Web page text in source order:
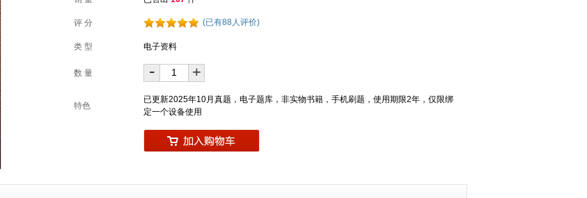
评 分 (已有88人评价)
类 型 电子资料
数 量 - +
特色
已更新2025年10月真题，电子题库，非实物书籍，手机刷题，使用期限2年，仅限绑
定一个设备使用